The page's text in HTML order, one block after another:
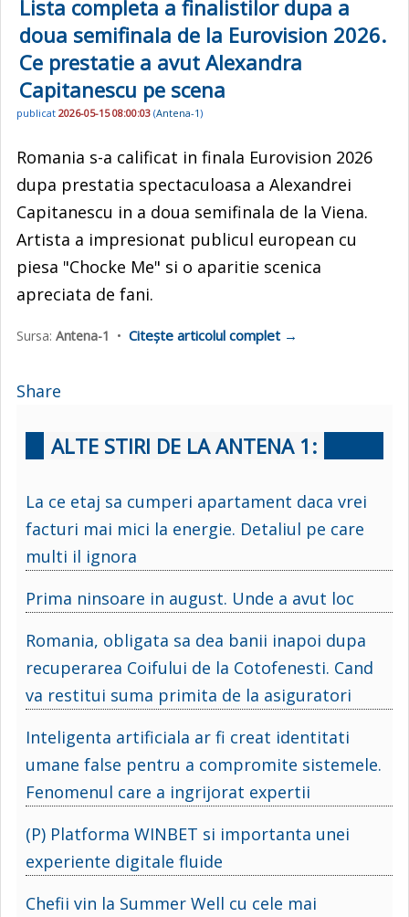
Lista completa a finalistilor dupa a
doua semifinala de la Eurovision 2026.
Ce prestatie a avut Alexandra
Capitanescu pe scena
publicat 2026-05-15 08:00:03 (Antena-1)
Romania s-a calificat in finala Eurovision 2026
dupa prestatia spectaculoasa a Alexandrei
Capitanescu in a doua semifinala de la Viena.
Artista a impresionat publicul european cu
piesa "Chocke Me" si o aparitie scenica
apreciata de fani.
Sursa: Antena-1 • Citește articolul complet →
Share
ALTE STIRI DE LA ANTENA 1:
La ce etaj sa cumperi apartament daca vrei
facturi mai mici la energie. Detaliul pe care
multi il ignora
Prima ninsoare in august. Unde a avut loc
Romania, obligata sa dea banii inapoi dupa
recuperarea Coifului de la Cotofenesti. Cand
va restitui suma primita de la asiguratori
Inteligenta artificiala ar fi creat identitati
umane false pentru a compromite sistemele.
Fenomenul care a ingrijorat expertii
(P) Platforma WINBET si importanta unei
experiente digitale fluide
Chefii vin la Summer Well cu cele mai